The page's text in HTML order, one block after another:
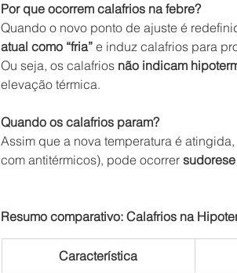
Por que ocorrem calafrios na febre?
Quando o novo ponto de ajuste é
atual como “fria” e induz calafrios para
Ou seja, os calafrios não indicam
elevação térmica.
Quando os calafrios param?
Assim que a nova temperatura é
com antitérmicos), pode ocorrer sudorese
Resumo comparativo: Calafrios na
Característica